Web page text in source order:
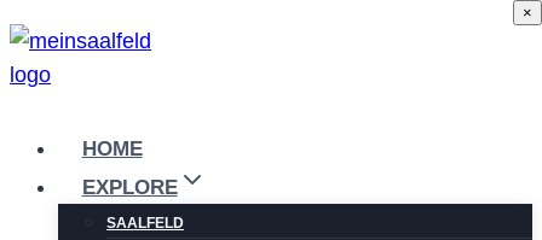
Zum
springen
HOME
EXPLORE
SAALFELD
×